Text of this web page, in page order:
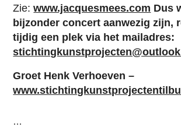
Zie:www.jacquesmees.com Dus
bijzonder concert aanwezig zijn,
tijdig een plek via het mailadres:
Groet Henk Verhoeven –
…